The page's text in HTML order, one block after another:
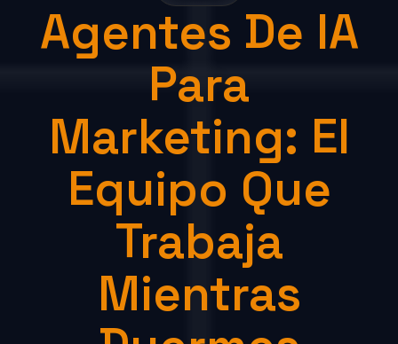
Agentes De IA
Para
Marketing: El
Equipo Que
Trabaja
Mientras